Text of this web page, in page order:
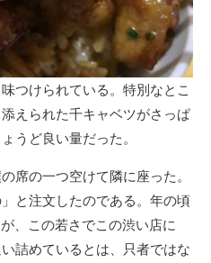
つけられている。特別なとこ
えられた千キャベツがさっぱ
うど良い量だった。
席の一つ空けて隣に座った。
と注文したのである。年の頃
、この若さでこの渋い店に
詰めているとは、只者ではな